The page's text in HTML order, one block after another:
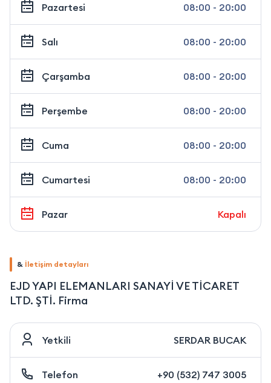
Pazartesi 08:00 - 20:00
Salı 08:00 - 20:00
Çarşamba 08:00 - 20:00
Perşembe 08:00 - 20:00
Cuma 08:00 - 20:00
Cumartesi 08:00 - 20:00
Pazar Kapalı
& İletişim detayları
EJD YAPI ELEMANLARI SANAYİ VE TİCARET
LTD. ŞTİ. Firma
Yetkili SERDAR BUCAK
Telefon +90 (532) 747 3005